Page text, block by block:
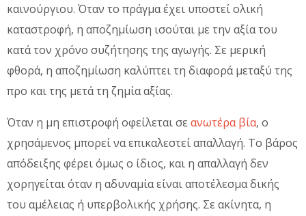
καινούργιου. Όταν το πράγμα έχει υποστεί ολική
καταστροφή, η αποζημίωση ισούται με την αξία του
κατά τον χρόνο συζήτησης της αγωγής. Σε μερική
φθορά, η αποζημίωση καλύπτει τη διαφορά μεταξύ της
προ και της μετά τη ζημία αξίας.
Όταν η μη επιστροφή οφείλεται σε ανωτέρα βία, ο
χρησάμενος μπορεί να επικαλεστεί απαλλαγή. Το βάρος
απόδειξης φέρει όμως ο ίδιος, και η απαλλαγή δεν
χορηγείται όταν η αδυναμία είναι αποτέλεσμα δικής
του αμέλειας ή υπερβολικής χρήσης. Σε ακίνητα, η